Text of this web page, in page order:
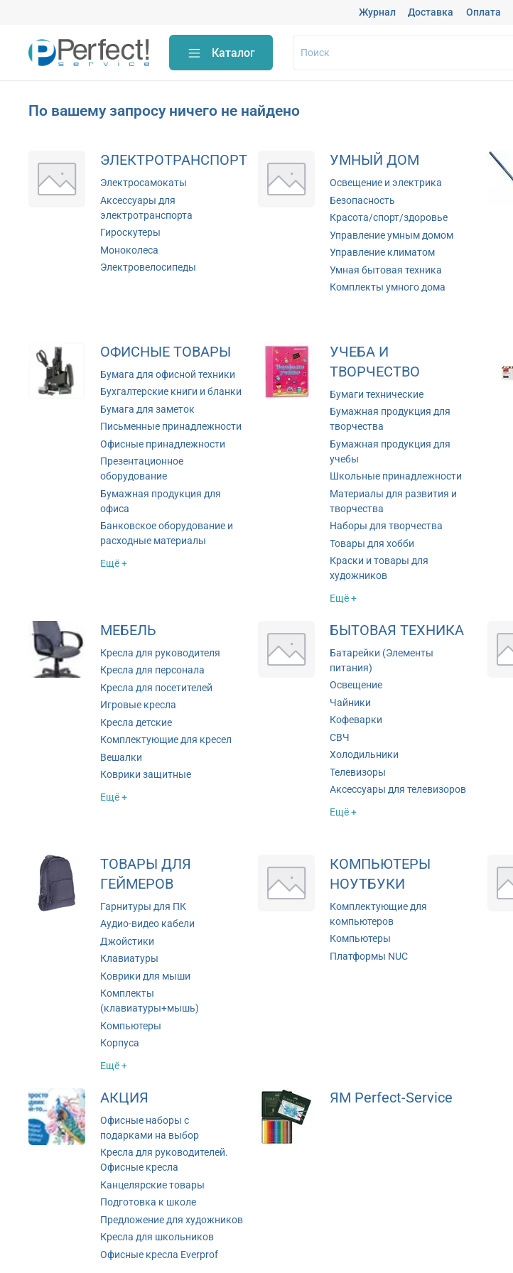
Журнал Доставка Оплата
Каталог
По вашему запросу ничего не найдено
ЭЛЕКТРОТРАНСПОРТ
Электросамокаты
Аксессуары для
электротранспорта
Гироскутеры
Моноколеса
Электровелосипеды
УМНЫЙ ДОМ
Освещение и электрика
Безопасность
Красота/спорт/здоровье
Управление умным домом
Управление климатом
Умная бытовая техника
Комплекты умного дома
ОФИСНЫЕ ТОВАРЫ
Бумага для офисной техники
Бухгалтерские книги и бланки
Бумага для заметок
Письменные принадлежности
Офисные принадлежности
Презентационное
оборудование
Бумажная продукция для
офиса
Банковское оборудование и
расходные материалы
Ещё +
УЧЕБА И
ТВОРЧЕСТВО
Бумаги технические
Бумажная продукция для
творчества
Бумажная продукция для
учебы
Школьные принадлежности
Материалы для развития и
творчества
Наборы для творчества
Товары для хобби
Краски и товары для
художников
Ещё +
МЕБЕЛЬ
Кресла для руководителя
Кресла для персонала
Кресла для посетителей
Игровые кресла
Кресла детские
Комплектующие для кресел
Вешалки
Коврики защитные
Ещё +
БЫТОВАЯ ТЕХНИКА
Батарейки (Элементы
питания)
Освещение
Чайники
Кофеварки
СВЧ
Холодильники
Телевизоры
Аксессуары для телевизоров
Ещё +
ТОВАРЫ ДЛЯ
ГЕЙМЕРОВ
Гарнитуры для ПК
Аудио-видео кабели
Джойстики
Клавиатуры
Коврики для мыши
Комплекты
(клавиатуры+мышь)
Компьютеры
Корпуса
Ещё +
КОМПЬЮТЕРЫ
НОУТБУКИ
Комплектующие для
компьютеров
Компьютеры
Платформы NUC
АКЦИЯ
Офисные наборы с
подарками на выбор
Кресла для руководителей.
Офисные кресла
Канцелярские товары
Подготовка к школе
Предложение для художников
Кресла для школьников
Офисные кресла Everprof
ЯМ Perfect-Service